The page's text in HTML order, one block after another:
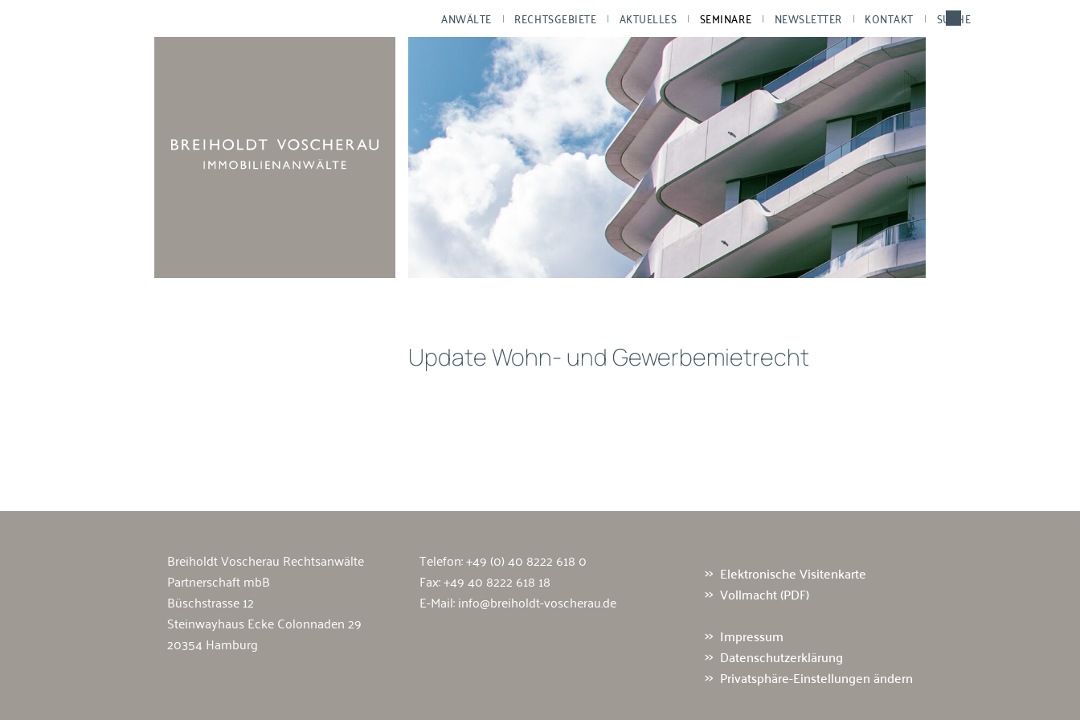
ANWÄLTE RECHTSGEBIETE AKTUELLES SEMINARE NEWSLETTER KONTAKT SUCHE
Update Wohn- und Gewerbemietrecht
Breiholdt Voscherau Rechtsanwälte
Partnerschaft mbB
Büschstrasse 12
Steinwayhaus Ecke Colonnaden 29
20354 Hamburg
Telefon:+49 (0) 40 8222 618 0
Fax: +49 40 8222 618 18
E-Mail:info@breiholdt-voscherau.de
Elektronische Visitenkarte
Vollmacht (PDF)
Impressum
Datenschutzerklärung
Privatsphäre-Einstellungen ändern